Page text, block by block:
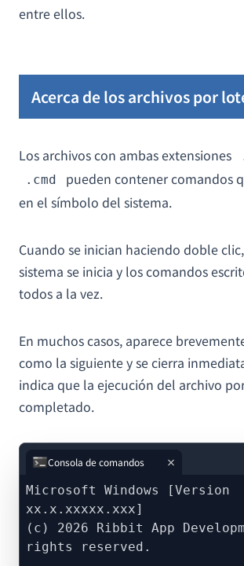
entre ellos.
Acerca de los archivos por
Los archivos con ambas extensiones
.cmd
pueden contener comandos
en el símbolo del sistema.
Cuando se inician haciendo doble
sistema se inicia y los comandos
todos a la vez.
En muchos casos, aparece
como la siguiente y se cierra
indica que la ejecución del archivo
completado.
Consola de comandos
Microsoft Windows [Version
xx.x.xxxxx.xxx]
(c) 2026 Ribbit App
rights reserved.